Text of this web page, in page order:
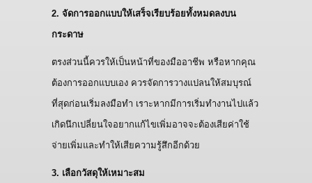
2. จัดการออกแบบให้เสร็จเรียบร้อยทั้งหมดลงบน
กระดาษ
ตรงส่วนนี้ควรให้เป็นหน้าที่ของมืออาชีพ หรือหากคุณ
ต้องการออกแบบเอง ควรจัดการวางแปลนให้สมบุรณ์
ที่สุดก่อนเริ่มลงมือทำ เราะหากมีการเริ่มทำงานไปแล้ว
เกิดนึกเปลี่ยนใจอยากแก้ไขเพิ่มอาจจะต้องเสียค่าใช้
จ่ายเพิ่มและทำให้เสียความรู้สึกอีกด้วย
3. เลือกวัสดุให้เหมาะสม